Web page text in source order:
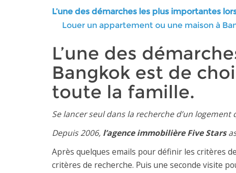
L’une des démarches les plus importantes
Louer un appartement ou une maison à
L’une des
Bangkok est de
toute la famille.
Se lancer seul dans la recherche d’un
Depuis 2006, l’agence immobilière Five Stars
Après quelques emails pour définir les critères
critères de recherche. Puis une seconde visite